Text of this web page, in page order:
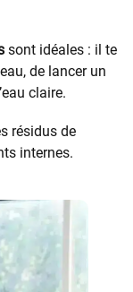
sont idéales : il te
de lancer un
claire.
résidus de
internes.